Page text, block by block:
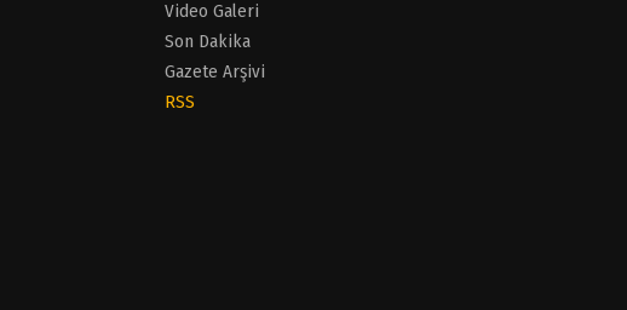
Video Galeri
Son Dakika
Gazete Arşivi
RSS